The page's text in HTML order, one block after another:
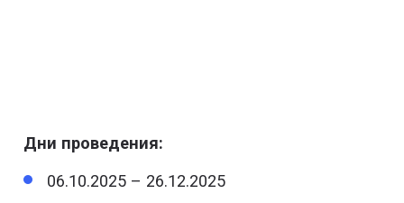
Дни проведения:
06.10.2025 – 26.12.2025